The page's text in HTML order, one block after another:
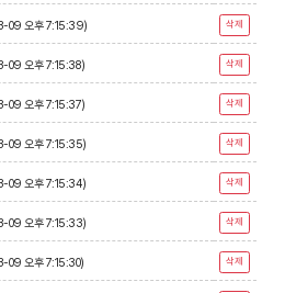
09 오후 7:15:39) 삭제
09 오후 7:15:38) 삭제
09 오후 7:15:37) 삭제
09 오후 7:15:35) 삭제
09 오후 7:15:34) 삭제
09 오후 7:15:33) 삭제
09 오후 7:15:30) 삭제